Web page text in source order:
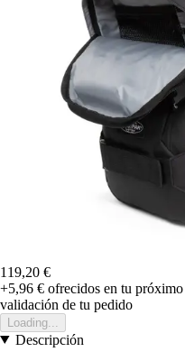
119,20 €
+5,96 € ofrecidos en tu
validación de tu pedido
Loading...
Descripción